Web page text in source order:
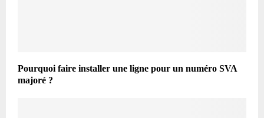
Pourquoi faire installer une ligne pour un numéro SVA
majoré ?